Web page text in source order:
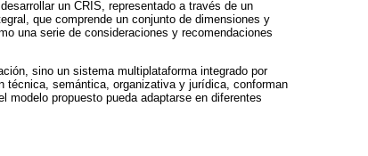
un CRIS, representado a través de un
que comprende un conjunto de dimensiones y
una serie de consideraciones y recomendaciones
sino un sistema multiplataforma integrado por
técnica, semántica, organizativa y jurídica, conforman
propuesto pueda adaptarse en diferentes